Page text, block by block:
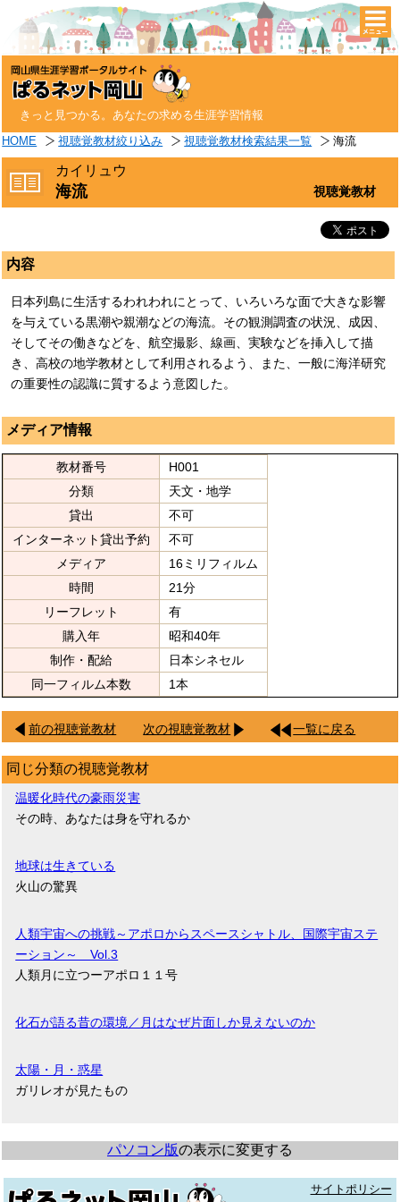
きっと見つかる。あなたの求める生涯学習情報
HOME 視聴覚教材絞り込み 視聴覚教材検索結果一覧 海流
カイリュウ
海流 視聴覚教材
内容
日本列島に生活するわれわれにとって、いろいろな面で大きな影響
を与えている黒潮や親潮などの海流。その観測調査の状況、成因、
そしてその働きなどを、航空撮影、線画、実験などを挿入して描
き、高校の地学教材として利用されるよう、また、一般に海洋研究
の重要性の認識に質するよう意図した。
メディア情報
教材番号
H001
分類
天文・地学
貸出
不可
インターネット貸出予約
不可
メディア
16ミリフィルム
時間
21分
リーフレット
有
購入年
昭和40年
制作・配給
日本シネセル
同一フィルム本数
1本
前の視聴覚教材 次の視聴覚教材 一覧に戻る
同じ分類の視聴覚教材
温暖化時代の豪雨災害
その時、あなたは身を守れるか
地球は生きている
火山の驚異
人類宇宙への挑戦～アポロからスペースシャトル、国際宇宙ステ
ーション～ Vol.3
人類月に立つーアポロ１１号
化石が語る昔の環境／月はなぜ片面しか見えないのか
太陽・月・惑星
ガリレオが見たもの
パソコン版の表示に変更する
サイトポリシー